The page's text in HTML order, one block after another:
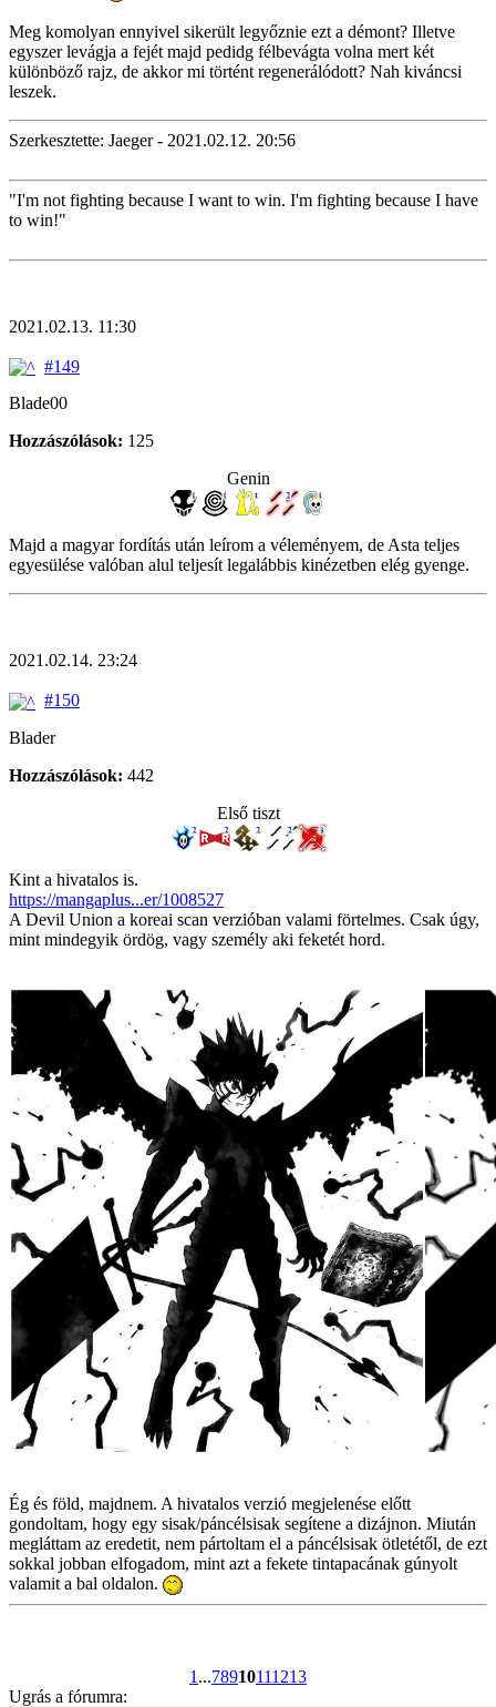
Meg komolyan ennyivel sikerült legyőznie ezt a démont? Illetve
egyszer levágja a fejét majd pedidg félbevágta volna mert két
különböző rajz, de akkor mi történt regenerálódott? Nah kiváncsi
leszek.
Szerkesztette: Jaeger - 2021.02.12. 20:56
"I'm not fighting because I want to win. I'm fighting because I have
to win!"
2021.02.13. 11:30
#149
Blade00
Hozzászólások: 125
Genin
Majd a magyar fordítás után leírom a véleményem, de Asta teljes
egyesülése valóban alul teljesít legalábbis kinézetben elég gyenge.
2021.02.14. 23:24
#150
Blader
Hozzászólások: 442
Első tiszt
Kint a hivatalos is.
https://mangaplus...er/1008527
A Devil Union a koreai scan verzióban valami förtelmes. Csak úgy,
mint mindegyik ördög, vagy személy aki feketét hord.
Ég és föld, majdnem. A hivatalos verzió megjelenése előtt
gondoltam, hogy egy sisak/páncélsisak segítene a dizájnon. Miután
megláttam az eredetit, nem pártoltam el a páncélsisak ötletétől, de ezt
sokkal jobban elfogadom, mint azt a fekete tintapacának gúnyolt
valamit a bal oldalon.
1 ...78910111213
Ugrás a fórumra: